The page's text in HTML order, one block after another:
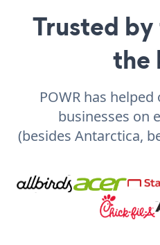
Trusted
the
POWR has
businesses on
(besides Antarctica,